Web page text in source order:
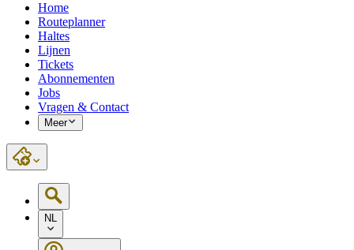
Home
Routeplanner
Haltes
Lijnen
Tickets
Abonnementen
Jobs
Vragen & Contact
Meer
NL